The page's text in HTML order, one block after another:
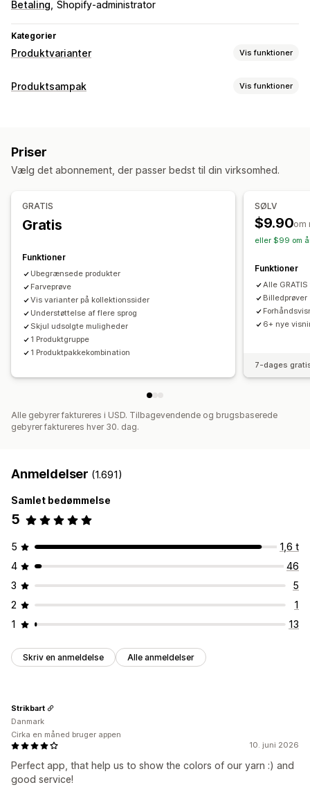
Betaling Shopify-administrator
Kategorier
Produktvarianter Vis funktioner
Tilpasning
Priser
Lager
Underretninger om lav lagerbeholdning
Visning af lagervarer
Produktsampak Vis funktioner
Digitale produkter
Priser
Vælg det abonnement, der passer bedst til din virksomhed.
GRATIS
Gratis
Funktioner
Ubegrænsede produkter
Farveprøve
Vis varianter på kollektionssider
Understøttelse af flere sprog
Skjul udsolgte muligheder
1 Produktgruppe
1 Produktpakkekombination
SØLV
$9.90om
eller $99 om
Funktioner
Alle
Billedprøver
6+ nye
7-dages
Alle gebyrer faktureres i USD. Tilbagevendende og brugsbaserede
gebyrer faktureres hver 30. dag.
Anmeldelser (1.691)
Samlet bedømmelse
5
5
1,6 t
4
46
3
5
2
1
1
13
Skriv en anmeldelse Alle anmeldelser
10. juni 2026
Perfect app, that help us to show the colors of our yarn :) and
good service!
Strikbart
Danmark
Cirka en måned bruger appen